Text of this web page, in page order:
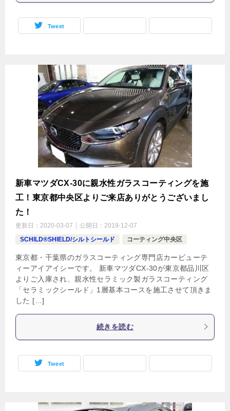
Tweet
新車マツダCX-30に親水性ガラスコーティングを施
工！東京都中央区よりご来店ありがとうございまし
た！
更新日： 2020-03-07 公開日： 2019-12-07
SCHILD®SHIELD/シルトシールド
コーティング中央区
東京都・千葉県のガラスコーティング専門店カービューテ
ィーアイアイシーです。 新車マツダCX-30が東京都品川区
よりご入庫され、親水性セラミック製ガラスコーティング
「セラミックシールド」1層基本コースを施工させて頂きま
した […]
続きを読む
Tweet